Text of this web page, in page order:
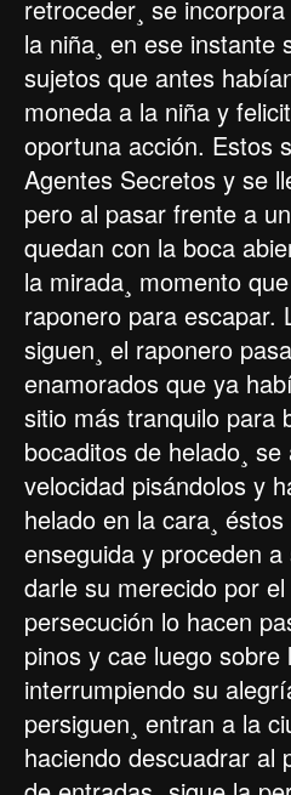
retroceder¸ se
la niña¸ en ese instante
sujetos que antes
moneda a la niña y
oportuna acción. Estos
Agentes Secretos y se
pero al pasar frente a
quedan con la boca
la mirada¸ momento
raponero para escapar.
siguen¸ el raponero
enamorados que ya
sitio más tranquilo para
bocaditos de helado¸
velocidad pisándolos y
helado en la cara¸
enseguida y proceden
darle su merecido por
persecución lo hacen
pinos y cae luego sobre
interrumpiendo su
persiguen¸ entran a la
haciendo descuadrar al